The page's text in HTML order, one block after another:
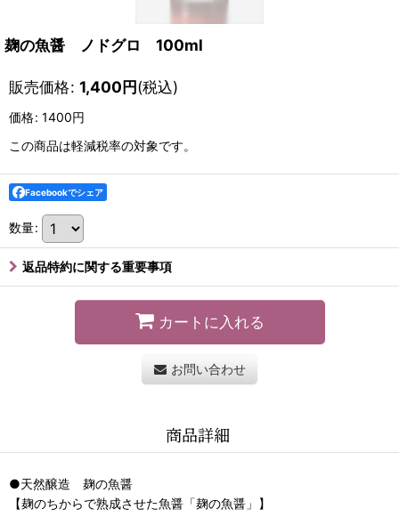
麹の魚醤 ノドグロ 100ml
販売価格: 1,400円(税込)
価格: 1400円
この商品は軽減税率の対象です。
Facebookでシェア
数量:
返品特約に関する重要事項
カートに入れる
お問い合わせ
商品詳細
●天然醸造 麹の魚醤
【麹のちからで熟成させた魚醤「麹の魚醤」】